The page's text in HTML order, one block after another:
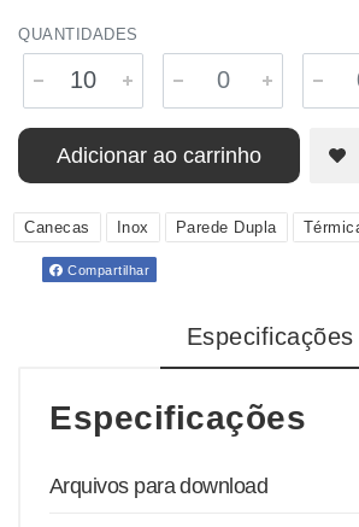
QUANTIDADES
Adicionar ao carrinho
Canecas Inox Parede Dupla
Compartilhar
Especificações
Especificações
Arquivos para download